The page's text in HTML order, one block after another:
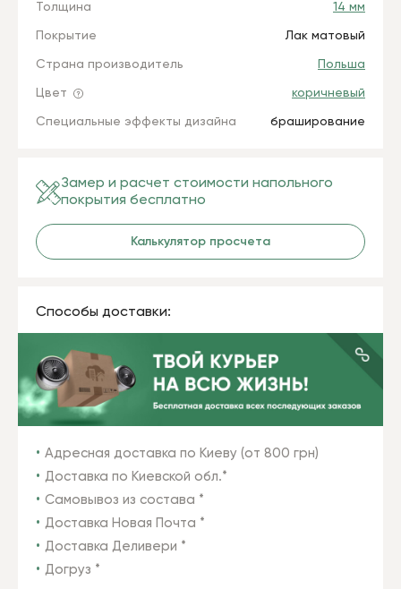
Толщина 14 мм
Покрытие Лак матовый
Страна производитель Польша
Цвет коричневый
Специальные эффекты дизайна браширование
Замер и расчет стоимости напольного
покрытия бесплатно
Калькулятор просчета
Способы доставки:
Адресная доставка по Киеву (от 800 грн)
Доставка по Киевской обл.*
Самовывоз из состава *
Доставка Новая Почта *
Доставка Деливери *
Догруз *